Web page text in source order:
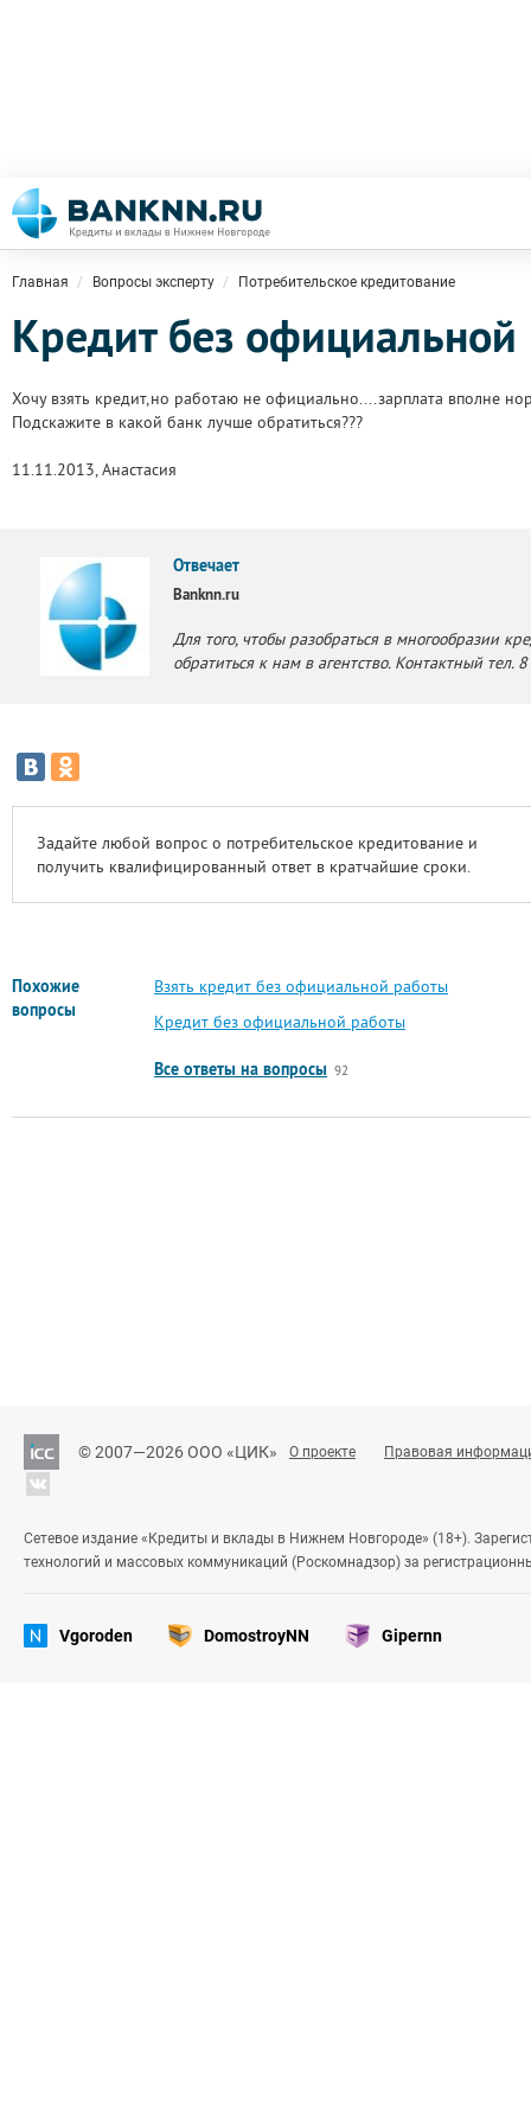
Главная Вопросы эксперту Потребительское кредитование
Кредит без
Хочу взять кредит,но работаю не официально....зарплата вполне
Подскажите в какой банк лучше обратиться???
11.11.2013, Анастасия
Отвечает
Banknn.ru
Для того, чтобы разобраться в многообразии
обратиться к нам в агентство. Контактный
Задайте любой вопрос о потребительское кредитование и
получить квалифицированный ответ в кратчайшие сроки.
Похожие
вопросы
Взять кредит без официальной работы
Кредит без официальной работы
Все ответы на вопросы 92
© 2007—2026 ООО «ЦИК» О проекте Правовая
Сетевое издание «Кредиты и вклады в Нижнем Новгороде» (18+).
технологий и массовых коммуникаций (Роскомнадзор) за
Vgoroden DomostroyNN Gipernn